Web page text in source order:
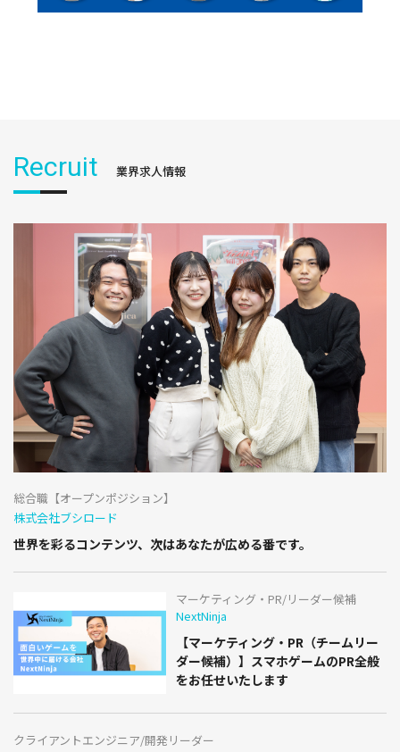
Recruit 業界求人情報
総合職【オープンポジション】
株式会社ブシロード
世界を彩るコンテンツ、次はあなたが広める番です。
マーケティング・PR/リーダー候補
NextNinja
【マーケティング・PR（チームリー
ダー候補）】スマホゲームのPR全般
をお任せいたします
クライアントエンジニア/開発リーダー